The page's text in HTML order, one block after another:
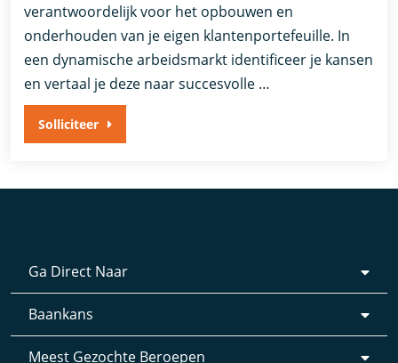
verantwoordelijk voor het opbouwen en
onderhouden van je eigen klantenportefeuille. In
een dynamische arbeidsmarkt identificeer je kansen
en vertaal je deze naar succesvolle …
Solliciteer
Ga Direct Naar
Baankans
Meest Gezochte Beroepen